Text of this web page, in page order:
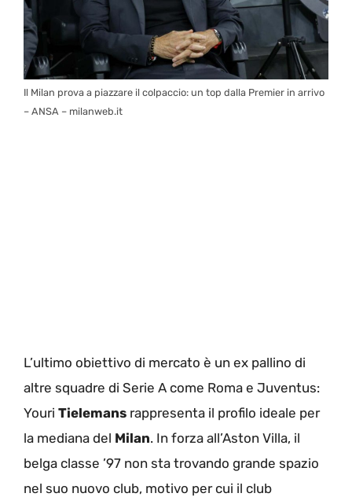
Il Milan prova a piazzare il colpaccio: un top dalla Premier in arrivo
– ANSA – milanweb.it
L’ultimo obiettivo di mercato è un ex pallino di
altre squadre di Serie A come Roma e Juventus:
Youri Tielemans rappresenta il profilo ideale per
la mediana del Milan. In forza all’Aston Villa, il
belga classe ’97 non sta trovando grande spazio
nel suo nuovo club, motivo per cui il club